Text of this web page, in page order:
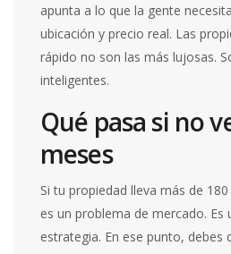
apunta a lo que la gente
ubicación y precio real. Las
rápido no son las más lujosas.
inteligentes.
Qué pasa si no
meses
Si tu propiedad lleva más de
es un problema de mercado. Es
estrategia. En ese punto, debes